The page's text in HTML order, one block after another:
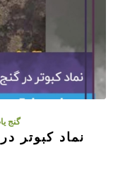
گنج
نماد کبوتر